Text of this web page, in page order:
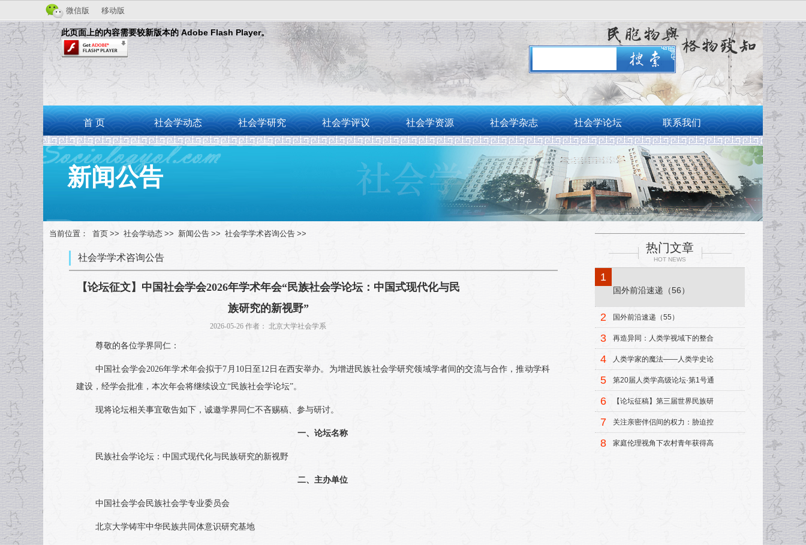
微信版 移动版
此页面上的内容需要较新版本的 Adobe Flash Player。
首 页 社会学动态 社会学研究 社会学评议 社会学资源 社会学杂志 社会学论坛 联系我们
新闻公告
当前位置： 首页 >> 社会学动态 >> 新闻公告 >> 社会学学术咨询公告 >>
社会学学术咨询公告
【论坛征文】中国社会学会2026年学术年会“民族社会学论坛：中国式现代化与民
族研究的新视野”
2026-05-26 作者： 北京大学社会学系
尊敬的各位学界同仁：
中国社会学会2026年学术年会拟于7月10日至12日在西安举办。为增进民族社会学研究领域学者间的交流与合作，推动学科
建设，经学会批准，本次年会将继续设立“民族社会学论坛”。
现将论坛相关事宜敬告如下，诚邀学界同仁不吝赐稿、参与研讨。
一、论坛名称
民族社会学论坛：中国式现代化与民族研究的新视野
二、主办单位
中国社会学会民族社会学专业委员会
北京大学铸牢中华民族共同体意识研究基地
热门文章
HOT NEWS
1
国外前沿速递（56）
2 国外前沿速递（55）
3
再造异同：人类学视域下的整合
4
人类学家的魔法——人类学史论
5
第20届人类学高级论坛·第1号通
6
【论坛征稿】第三届世界民族研
7
关注亲密伴侣间的权力：胁迫控
8
家庭伦理视角下农村青年获得高